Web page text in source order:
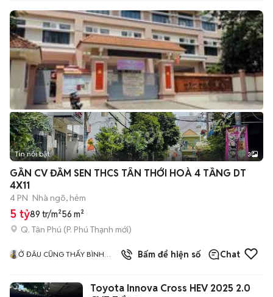
Tin nổi bật 3
GẦN CV ĐẦM SEN THCS TÂN THỚI HOÀ 4 TẦNG DT
4X11
4 PN Nhà ngõ, hẻm
5 tỷ89 tr/m²56 m²
Q. Tân Phú (P. Phú Thạnh mới)
Ở ĐÂU CŨNG THẤY BÌNH
Bấm để hiện số Chat
Toyota Innova Cross HEV 2025 2.0